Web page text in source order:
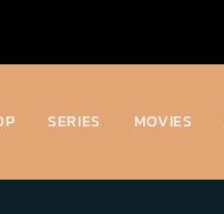
SERIES MOVIES